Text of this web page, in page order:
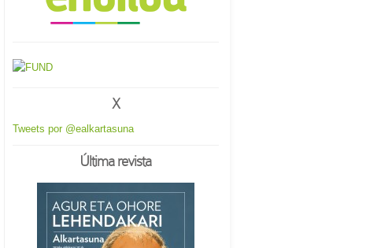
X
Tweets por @ealkartasuna
Última revista